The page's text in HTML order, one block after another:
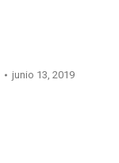
junio 13, 2019